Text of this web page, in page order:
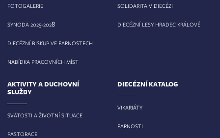
FOTOGALERIE
SYNODA 2025-2028
DIECÉZNÍ BISKUP VE FARNOSTECH
NABÍDKA PRACOVNÍCH MÍST
SOLIDARITA V DIECÉZI
DIECÉZNÍ LESY HRADEC KRÁLOVÉ
AKTIVITY A DUCHOVNÍ
SLUŽBY
SVÁTOSTI A ŽIVOTNÍ SITUACE
PASTORACE
DIECÉZNÍ KATALOG
VIKARIÁTY
FARNOSTI